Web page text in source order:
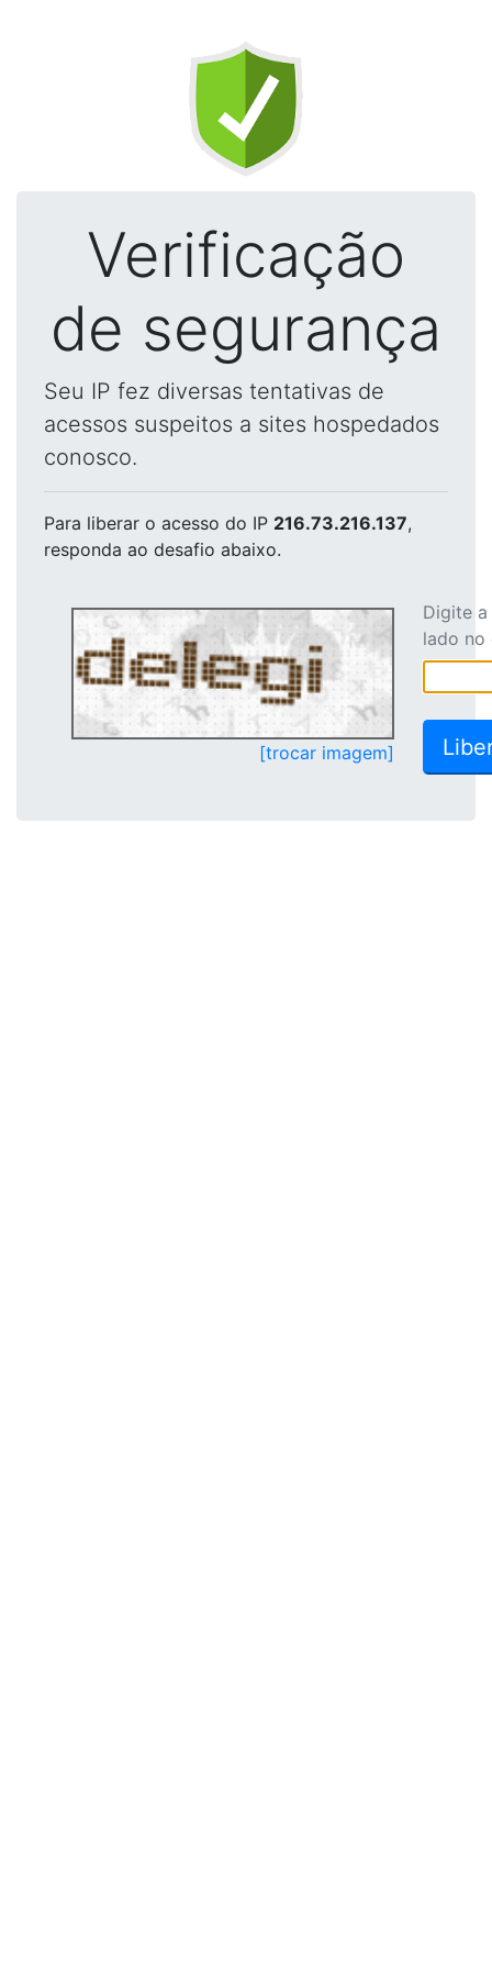
Verificação
de segurança
Seu IP fez diversas tentativas de
acessos suspeitos a sites hospedados
conosco.
Para liberar o acesso do IP 216.73.216.137,
responda ao desafio abaixo.
[trocar imagem]
Digite
lado no